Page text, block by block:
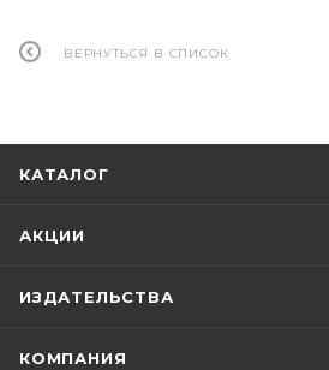
ВЕРНУТЬСЯ В СПИСОК
КАТАЛОГ
АКЦИИ
ИЗДАТЕЛЬСТВА
КОМПАНИЯ